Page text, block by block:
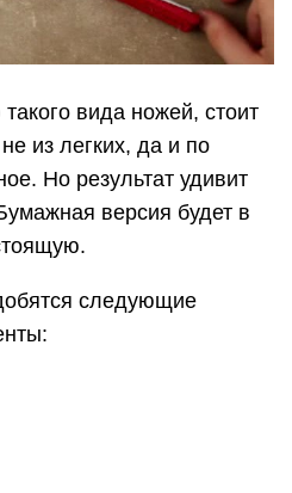
вида ножей, стоит
из легких, да и по
Но результат удивит
версия будет в
следующие